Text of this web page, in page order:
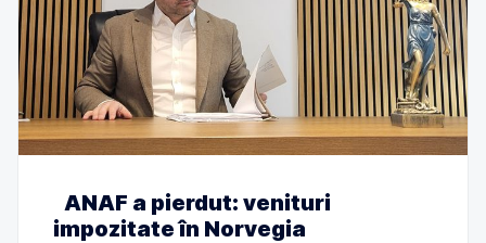
ANAF a pierdut: venituri
impozitate în Norvegia